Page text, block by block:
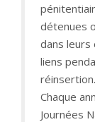
détenues
dans leurs
liens
réinsertion.
Chaque
Journées